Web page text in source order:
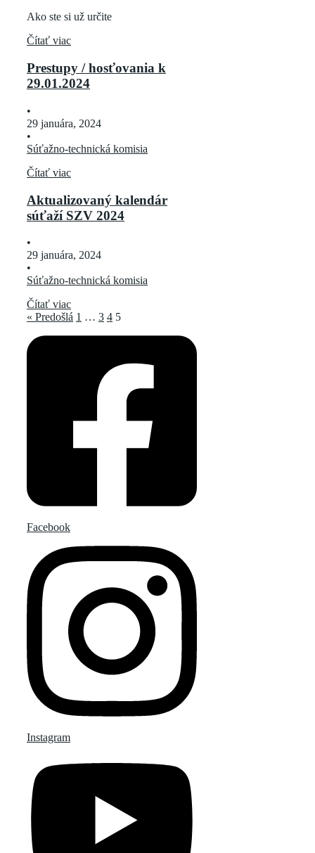
Ako ste si už určite
Čítať viac
Prestupy / hosťovania k
29.01.2024
•
29 januára, 2024
•
Súťažno-technická komisia
Čítať viac
Aktualizovaný kalendár
súťaží SZV 2024
•
29 januára, 2024
•
Súťažno-technická komisia
Čítať viac
« Predošlá 1 … 3 4 5
Facebook
Instagram